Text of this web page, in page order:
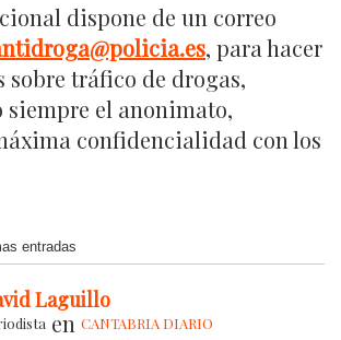
dispone de un correo
, para hacer
sobre tráfico de drogas,
el anonimato,
confidencialidad con los
entradas
Laguillo
en CANTABRIA DIARIO